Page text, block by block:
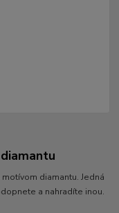
diamantu. Jedná
a nahradíte inou.